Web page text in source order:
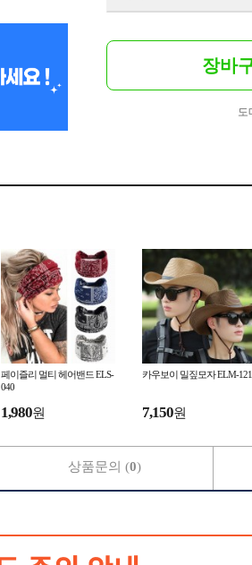
장바
도
페이즐리 멀티 헤어밴드 ELS-
040
1,980원
카우보이 밀짚모자 ELM-121
7,150원
상품문의 (0)